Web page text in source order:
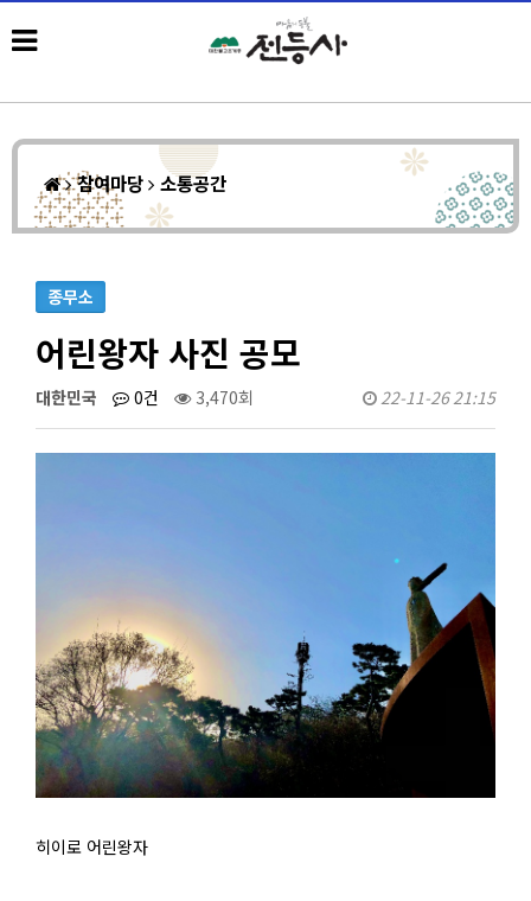
참여마당 소통공간
종무소
어린왕자 사진 공모
대한민국 0건 3,470회 22-11-26 21:15
히이로 어린왕자